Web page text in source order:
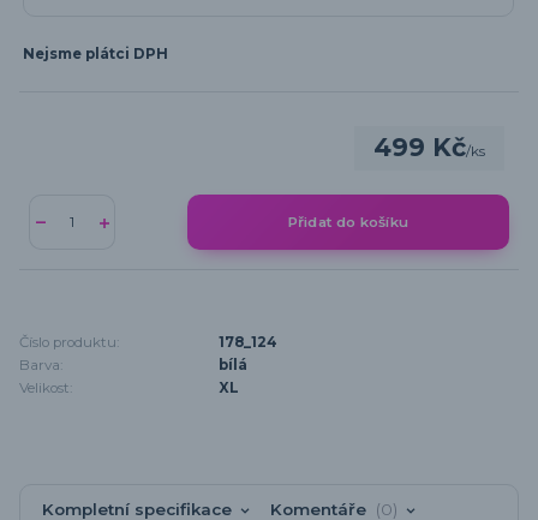
Nejsme plátci DPH
499 Kč/ks
Přidat do košíku
Číslo produktu:
178_124
Barva:
bílá
Velikost:
XL
Kompletní specifikace Komentáře 0